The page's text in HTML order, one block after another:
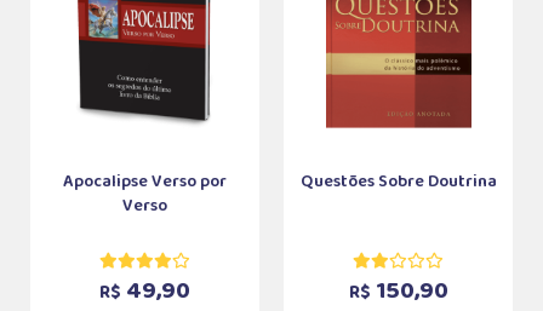
Apocalipse Verso por
Verso
R$ 49,90
Questões Sobre Doutrina
R$ 150,90